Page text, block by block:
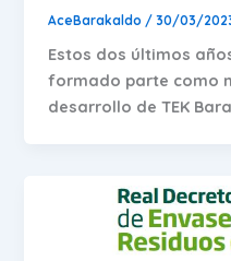
AceBarakaldo /30/03/
Estos dos últimos
formado parte como
desarrollo de TEK